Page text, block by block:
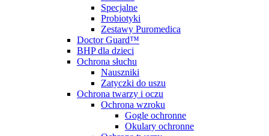
Specjalne
Probiotyki
Zestawy Puromedica
Doctor Guard™
BHP dla dzieci
Ochrona słuchu
Nauszniki
Zatyczki do uszu
Ochrona twarzy i oczu
Ochrona wzroku
Gogle ochronne
Okulary ochronne